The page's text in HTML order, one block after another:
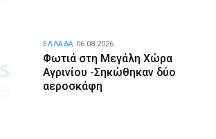
Φωτιά στη Μεγάλη Χώρα
Αγρινίου -Σηκώθηκαν δύο
αεροσκάφη
ΕΛΛΑΔΑ 06.08.2026